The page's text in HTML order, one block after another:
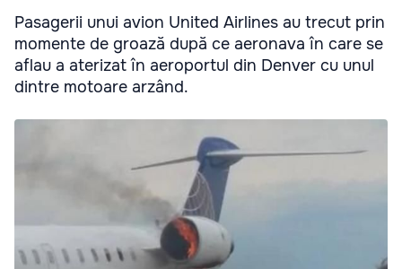
Pasagerii unui avion United Airlines au trecut prin
momente de groază după ce aeronava în care se
aflau a aterizat în aeroportul din Denver cu unul
dintre motoare arzând.